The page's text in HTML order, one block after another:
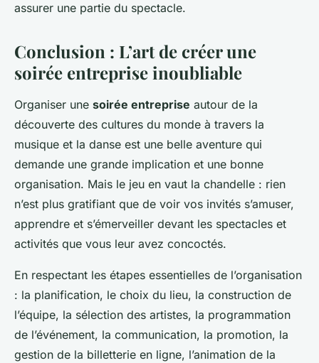
assurer une partie du spectacle.
Conclusion : L’art de créer une
soirée entreprise inoubliable
Organiser une soirée entreprise autour de la
découverte des cultures du monde à travers la
musique et la danse est une belle aventure qui
demande une grande implication et une bonne
organisation. Mais le jeu en vaut la chandelle : rien
n’est plus gratifiant que de voir vos invités s’amuser,
apprendre et s’émerveiller devant les spectacles et
activités que vous leur avez concoctés.
En respectant les étapes essentielles de l’organisation
: la planification, le choix du lieu, la construction de
l’équipe, la sélection des artistes, la programmation
de l’événement, la communication, la promotion, la
gestion de la billetterie en ligne, l’animation de la